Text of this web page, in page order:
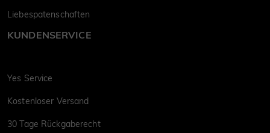
Liebespatenschaften
KUNDENSERVICE
Yes Service
Kostenloser Versand
30 Tage Rückgaberecht